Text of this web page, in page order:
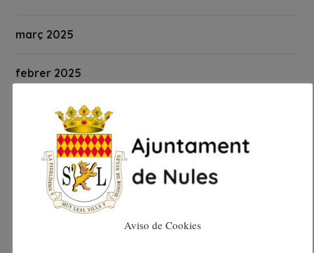
març 2025
febrer 2025
gener 2025
desembre 2024
novembre 2024
Aviso de Cookies